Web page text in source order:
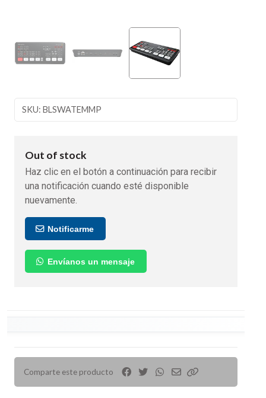
SKU: BLSWATEMMP
Out of stock
Haz clic en el botón a continuación para recibir
una notificación cuando esté disponible
nuevamente.
Notificarme
Envíanos un mensaje
Comparte este producto